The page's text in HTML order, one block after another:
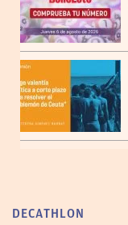
DECATHLON